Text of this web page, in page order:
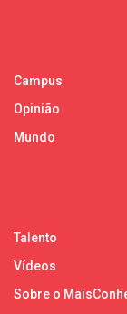
Campus
Opinião
Mundo
Talento
Vídeos
Sobre o